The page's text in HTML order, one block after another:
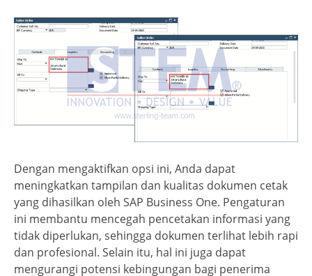
Dengan mengaktifkan opsi ini, Anda dapat
meningkatkan tampilan dan kualitas dokumen cetak
yang dihasilkan oleh SAP Business One. Pengaturan
ini membantu mencegah pencetakan informasi yang
tidak diperlukan, sehingga dokumen terlihat lebih rapi
dan profesional. Selain itu, hal ini juga dapat
mengurangi potensi kebingungan bagi penerima